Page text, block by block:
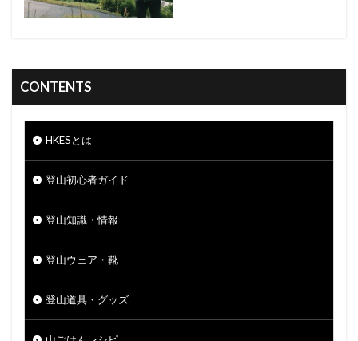
CONTENTS
HKESとは
登山初心者ガイド
登山知識・情報
登山ウェア・靴
登山道具・グッズ